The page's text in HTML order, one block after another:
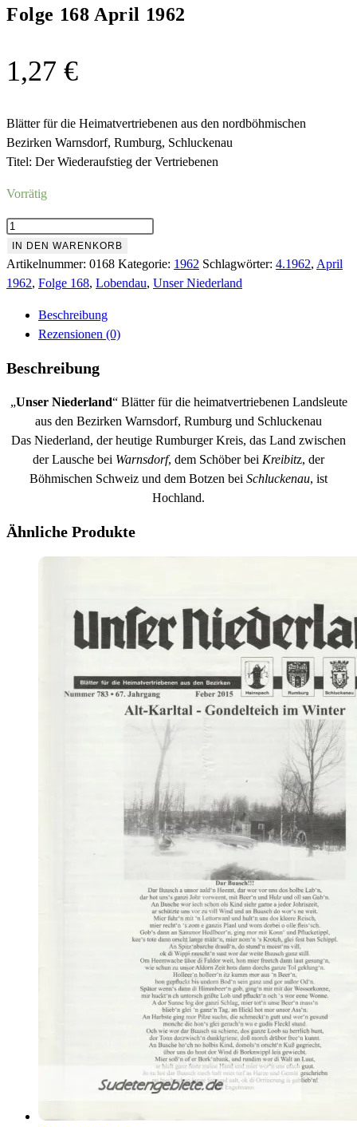
Folge 168 April 1962
1,27 €
Blätter für die Heimatvertriebenen aus den nordböhmischen
Bezirken Warnsdorf, Rumburg, Schluckenau
Titel: Der Wiederaufstieg der Vertriebenen
Vorrätig
Folge
168
April
1962
IN DEN WARENKORB
Artikelnummer: 0168 Kategorie: 1962 Schlagwörter: 4.1962, April
1962, Folge 168, Lobendau, Unser Niederland
Beschreibung
Rezensionen (0)
Beschreibung
„Unser Niederland“ Blätter für die heimatvertriebenen Landsleute
aus den Bezirken Warnsdorf, Rumburg und Schluckenau
Das Niederland, der heutige Rumburger Kreis, das Land zwischen
der Lausche bei Warnsdorf, dem Schöber bei Kreibitz, der
Böhmischen Schweiz und dem Botzen bei Schluckenau, ist
Hochland.
Ähnliche Produkte